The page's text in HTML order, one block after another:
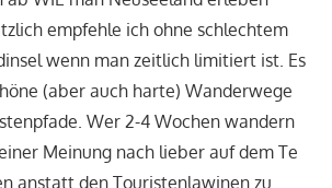
empfehle ich ohne schlechtem
wenn man zeitlich limitiert ist. Es
(aber auch harte) Wanderwege
Wer 2-4 Wochen wandern
Meinung nach lieber auf dem Te
anstatt den Touristenlawinen zu